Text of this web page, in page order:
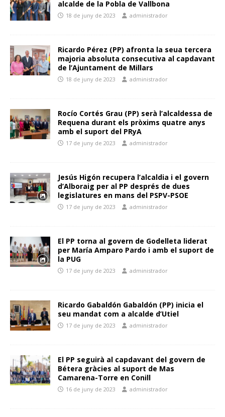
alcalde de la Pobla de Vallbona
18 de juny de 2023 administrador
Ricardo Pérez (PP) afronta la seua tercera
majoria absoluta consecutiva al capdavant
de l’Ajuntament de Millars
18 de juny de 2023 administrador
Rocío Cortés Grau (PP) serà l’alcaldessa de
Requena durant els pròxims quatre anys
amb el suport del PRyA
17 de juny de 2023 administrador
Jesús Higón recupera l’alcaldia i el govern
d’Alboraig per al PP després de dues
legislatures en mans del PSPV-PSOE
17 de juny de 2023 administrador
El PP torna al govern de Godelleta liderat
per María Amparo Pardo i amb el suport de
la PUG
17 de juny de 2023 administrador
Ricardo Gabaldón Gabaldón (PP) inicia el
seu mandat com a alcalde d’Utiel
17 de juny de 2023 administrador
El PP seguirà al capdavant del govern de
Bétera gràcies al suport de Mas
Camarena-Torre en Conill
16 de juny de 2023 administrador